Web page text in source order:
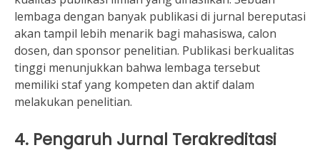
lembaga dengan banyak publikasi di jurnal bereputasi
akan tampil lebih menarik bagi mahasiswa, calon
dosen, dan sponsor penelitian. Publikasi berkualitas
tinggi menunjukkan bahwa lembaga tersebut
memiliki staf yang kompeten dan aktif dalam
melakukan penelitian.
4. Pengaruh Jurnal Terakreditasi